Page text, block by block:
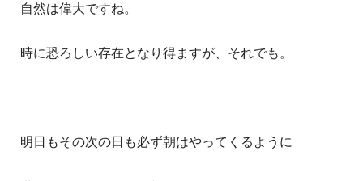
自然は偉大ですね。
時に恐ろしい存在となり得ますが、それでも。
明日もその次の日も必ず朝はやってくるように